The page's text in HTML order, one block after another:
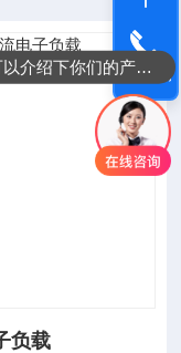
负载
电话咨询
可以介绍下你们的产品么